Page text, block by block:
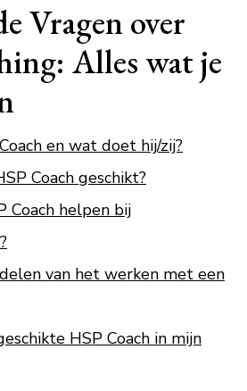
Vragen over
Alles wat je
en wat doet hij/zij?
Coach geschikt?
Coach helpen bij
van het werken met een
HSP Coach in mijn